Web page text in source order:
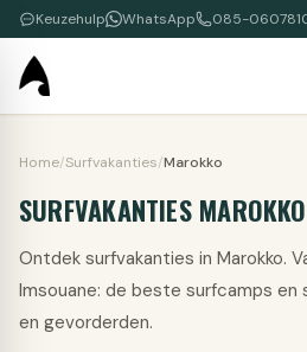
Keuzehulp WhatsApp 085-
Home/Surfvakanties/Marokko
SURFVAKANTIES MAROKKO
Ontdek surfvakanties in Marokko.
Imsouane: de beste surfcamps en
en gevorderden.